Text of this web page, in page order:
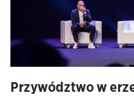
Przywództwo w